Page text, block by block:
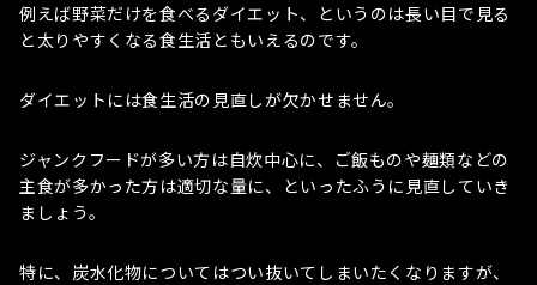
例えば野菜だけを食べるダイエット、というのは長い目で見る
と太りやすくなる食生活ともいえるのです。
ダイエットには食生活の見直しが欠かせません。
ジャンクフードが多い方は自炊中心に、ご飯ものや麺類などの
主食が多かった方は適切な量に、といったふうに見直していき
ましょう。
特に、炭水化物についてはつい抜いてしまいたくなりますが、